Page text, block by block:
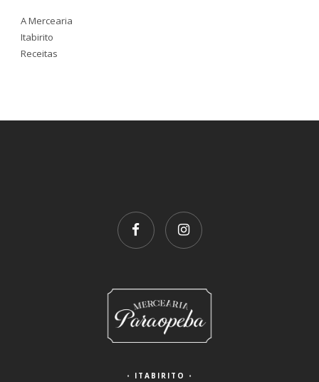
A Mercearia
Itabirito
Receitas
• ITABIRITO
•